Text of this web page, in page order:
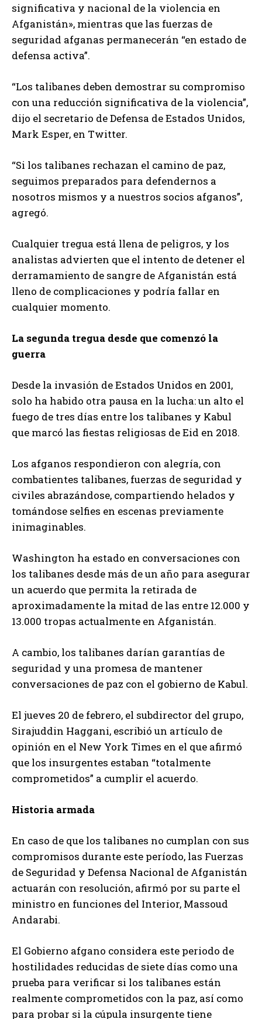
significativa y nacional de la violencia en
Afganistán», mientras que las fuerzas de
seguridad afganas permanecerán “en estado de
defensa activa”.
“Los talibanes deben demostrar su compromiso
con una reducción significativa de la violencia”,
dijo el secretario de Defensa de Estados Unidos,
Mark Esper, en Twitter.
“Si los talibanes rechazan el camino de paz,
seguimos preparados para defendernos a
nosotros mismos y a nuestros socios afganos”,
agregó.
Cualquier tregua está llena de peligros, y los
analistas advierten que el intento de detener el
derramamiento de sangre de Afganistán está
lleno de complicaciones y podría fallar en
cualquier momento.
La segunda tregua desde que comenzó la
guerra
Desde la invasión de Estados Unidos en 2001,
solo ha habido otra pausa en la lucha: un alto el
fuego de tres días entre los talibanes y Kabul
que marcó las fiestas religiosas de Eid en 2018.
Los afganos respondieron con alegría, con
combatientes talibanes, fuerzas de seguridad y
civiles abrazándose, compartiendo helados y
tomándose selfies en escenas previamente
inimaginables.
Washington ha estado en conversaciones con
los talibanes desde más de un año para asegurar
un acuerdo que permita la retirada de
aproximadamente la mitad de las entre 12.000 y
13.000 tropas actualmente en Afganistán.
A cambio, los talibanes darían garantías de
seguridad y una promesa de mantener
conversaciones de paz con el gobierno de Kabul.
El jueves 20 de febrero, el subdirector del grupo,
Sirajuddin Haggani, escribió un artículo de
opinión en el New York Times en el que afirmó
que los insurgentes estaban “totalmente
comprometidos” a cumplir el acuerdo.
Historia armada
En caso de que los talibanes no cumplan con sus
compromisos durante este período, las Fuerzas
de Seguridad y Defensa Nacional de Afganistán
actuarán con resolución, afirmó por su parte el
ministro en funciones del Interior, Massoud
Andarabi.
El Gobierno afgano considera este periodo de
hostilidades reducidas de siete días como una
prueba para verificar si los talibanes están
realmente comprometidos con la paz, así como
para probar si la cúpula insurgente tiene